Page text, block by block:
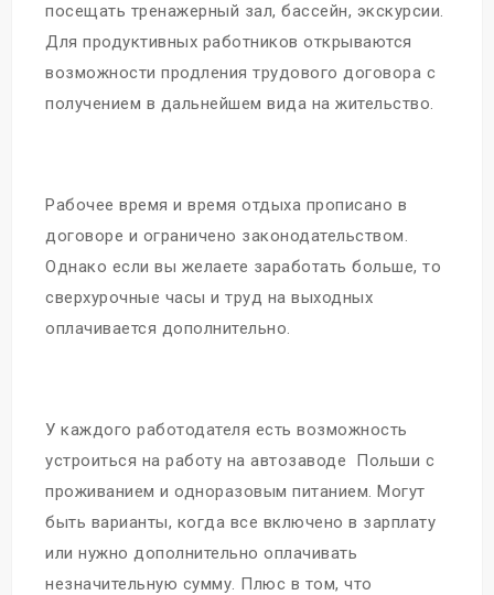
посещать тренажерный зал, бассейн, экскурсии.
Для продуктивных работников открываются
возможности продления трудового договора с
получением в дальнейшем вида на жительство.
Рабочее время и время отдыха прописано в
договоре и ограничено законодательством.
Однако если вы желаете заработать больше, то
сверхурочные часы и труд на выходных
оплачивается дополнительно.
У каждого работодателя есть возможность
устроиться на работу на автозаводе Польши с
проживанием и одноразовым питанием. Могут
быть варианты, когда все включено в зарплату
или нужно дополнительно оплачивать
незначительную сумму. Плюс в том, что